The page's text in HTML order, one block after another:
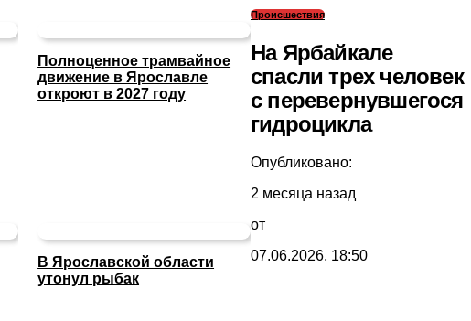
Полноценное трамвайное
движение в Ярославле
откроют в 2027 году
В Ярославской области
утонул рыбак
Происшествия
На Ярбайкале
спасли трех человек
с перевернувшегося
гидроцикла
Опубликовано:
2 месяца назад
от
07.06.2026, 18:50